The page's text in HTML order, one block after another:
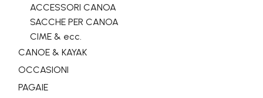
ACCESSORI CANOA
SACCHE PER CANOA
CIME & ecc.
CANOE & KAYAK
OCCASIONI
PAGAIE